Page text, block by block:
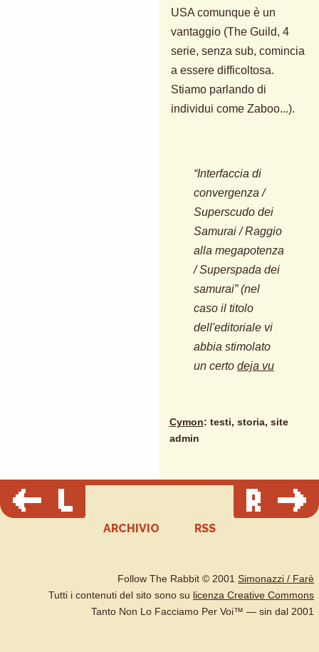
USA comunque è un
vantaggio (The Guild, 4
serie, senza sub, comincia
a essere difficoltosa.
Stiamo parlando di
individui come Zaboo...).
“Interfaccia di
convergenza /
Superscudo dei
Samurai / Raggio
alla megapotenza
/ Superspada dei
samurai” (nel
caso il titolo
dell'editoriale vi
abbia stimolato
un certo deja vu
Cymon: testi, storia, site
admin
ARCHIVIO RSS
Follow The Rabbit © 2001Simonazzi / Farè
Tutti i contenuti del sito sono su licenza Creative Commons
Tanto Non Lo Facciamo Per Voi™ — sin dal 2001